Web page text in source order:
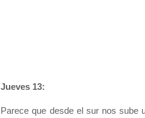
Jueves 13:
Parece que desde el sur nos sube